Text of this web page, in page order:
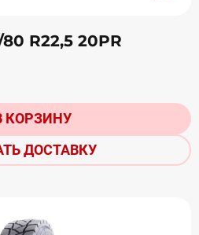
R22,5 20PR
КОРЗИНУ
ДОСТАВКУ